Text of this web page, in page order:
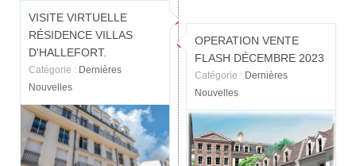
VISITE VIRTUELLE
RÉSIDENCE VILLAS
D'HALLEFORT.
Catégorie : Dernières
Nouvelles
OPERATION VENTE
FLASH DÉCEMBRE 2023
Catégorie : Dernières
Nouvelles